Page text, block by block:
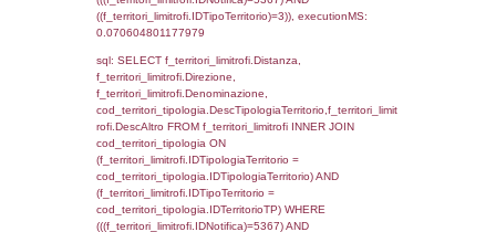
d1_controlli.Email, d1_controlli.Pec FROM
INNER JOIN d1_controlli ON
d1_controlli.UntAmmTerr where
executionMS: 0.023165941238403
sql: SELECT * FROM d2_autorizzazioni
IDNotifica=5367, executionMS:
sql: SELECT Ispezione, IDArticoloComma,
StatoIspezione,